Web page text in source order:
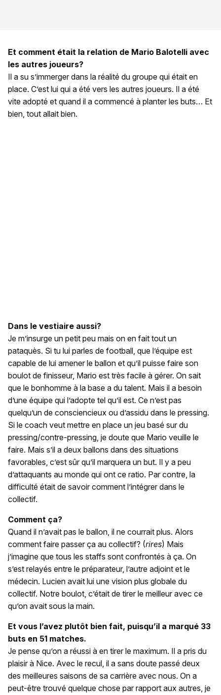
Et comment était la relation de Mario Balotelli avec
les autres joueurs?
Il a su s’immerger dans la réalité du groupe qui était en
place. C’est lui qui a été vers les autres joueurs. Il a été
vite adopté et quand il a commencé à planter les buts… Et
bien, tout allait bien.
Dans le vestiaire aussi?
Je m’insurge un petit peu mais on en fait tout un
pataquès. Si tu lui parles de football, que l’équipe est
capable de lui amener le ballon et qu’il puisse faire son
boulot de finisseur, Mario est très facile à gérer. On sait
que le bonhomme à la base a du talent. Mais il a besoin
d’une équipe qui l’adopte tel qu’il est. Ce n’est pas
quelqu’un de consciencieux ou d’assidu dans le pressing.
Si le coach veut mettre en place un jeu basé sur du
pressing/contre-pressing, je doute que Mario veuille le
faire. Mais s’il a deux ballons dans des situations
favorables, c’est sûr qu’il marquera un but. Il y a peu
d’attaquants au monde qui ont ce ratio. Par contre, la
difficulté était de savoir comment l’intégrer dans le
collectif.
Comment ça?
Quand il n’avait pas le ballon, il ne courrait plus. Alors
comment faire passer ça au collectif? (rires) Mais
j’imagine que tous les staffs sont confrontés à ça. On
s’est relayés entre le préparateur, l’autre adjoint et le
médecin. Lucien avait lui une vision plus globale du
collectif. Notre boulot, c’était de tirer le meilleur avec ce
qu’on avait sous la main.
Et vous l’avez plutôt bien fait, puisqu’il a marqué 33
buts en 51 matches.
Je pense qu’on a réussi à en tirer le maximum. Il a pris du
plaisir à Nice. Avec le recul, il a sans doute passé deux
des meilleures saisons de sa carrière avec nous. On a
peut-être trouvé quelque chose par rapport aux autres, je